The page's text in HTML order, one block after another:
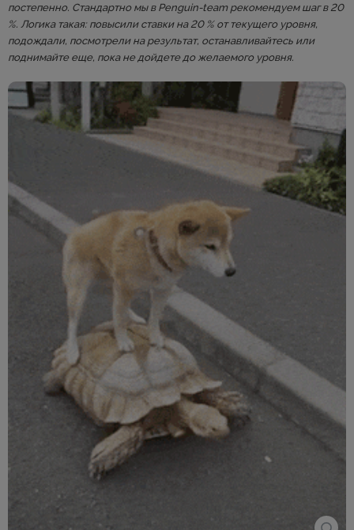
постепенно. Стандартно мы в Penguin-team рекомендуем шаг в 20
%. Логика такая: повысили ставки на 20 % от текущего уровня,
подождали, посмотрели на результат, останавливайтесь или
поднимайте еще, пока не дойдете до желаемого уровня.